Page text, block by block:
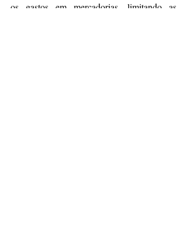
os gastos em mercadorias, limitando as